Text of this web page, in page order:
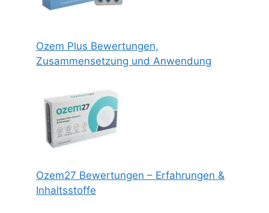
Ozem Plus Bewertungen,
Zusammensetzung und Anwendung
Ozem27 Bewertungen – Erfahrungen &
Inhaltsstoffe